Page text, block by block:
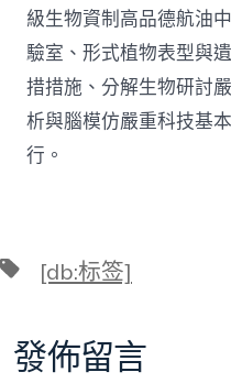
級生物資制高品德航油
驗室、形式植物表型與
措措施、分解生物研討
析與腦模仿嚴重科技基
行。
標 [db:标签]
發佈留言